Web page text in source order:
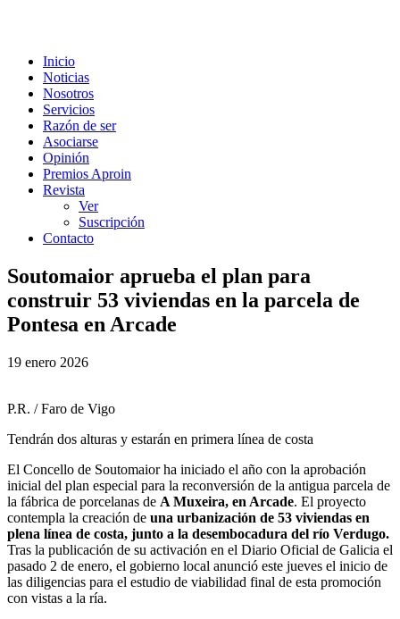
Inicio
Noticias
Nosotros
Servicios
Razón de ser
Asociarse
Opinión
Premios Aproin
Revista
Ver
Suscripción
Contacto
Soutomaior aprueba el plan para
construir 53 viviendas en la parcela de
Pontesa en Arcade
19 enero 2026
P.R. / Faro de Vigo
Tendrán dos alturas y estarán en primera línea de costa
El Concello de Soutomaior ha iniciado el año con la aprobación
inicial del plan especial para la reconversión de la antigua parcela de
la fábrica de porcelanas de A Muxeira, en Arcade. El proyecto
contempla la creación de una urbanización de 53 viviendas en
plena línea de costa, junto a la desembocadura del río Verdugo.
Tras la publicación de su activación en el Diario Oficial de Galicia el
pasado 2 de enero, el gobierno local anunció este jueves el inicio de
las diligencias para el estudio de viabilidad final de esta promoción
con vistas a la ría.